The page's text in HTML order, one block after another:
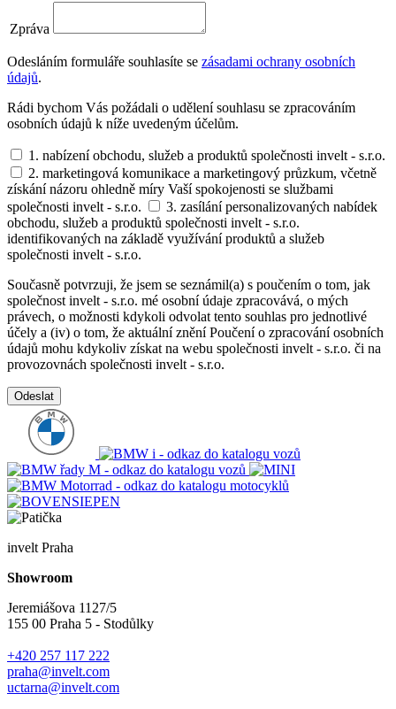
Zpráva
Odesláním formuláře souhlasíte se zásadami ochrany osobních
údajů.
Rádi bychom Vás požádali o udělení souhlasu se zpracováním
osobních údajů k níže uvedeným účelům.
1. nabízení obchodu, služeb a produktů společnosti invelt - s.r.o.
2. marketingová komunikace a marketingový průzkum, včetně
získání názoru ohledně míry Vaší spokojenosti se službami
společnosti invelt - s.r.o.
3. zasílání personalizovaných nabídek
obchodu, služeb a produktů společnosti invelt - s.r.o.
identifikovaných na základě využívání produktů a služeb
společnosti invelt - s.r.o.
Současně potvrzuji, že jsem se seznámil(a) s poučením o tom, jak
společnost invelt - s.r.o. mé osobní údaje zpracovává, o mých
právech, o možnosti kdykoli odvolat tento souhlas pro jednotlivé
účely a (iv) o tom, že aktuální znění Poučení o zpracování osobních
údajů mohu kdykoliv získat na webu společnosti invelt - s.r.o. či na
provozovnách společnosti invelt - s.r.o.
Odeslat
invelt Praha
Showroom
Jeremiášova 1127/5
155 00 Praha 5 - Stodůlky
+420 257 117 222
praha@invelt.com
uctarna@invelt.com